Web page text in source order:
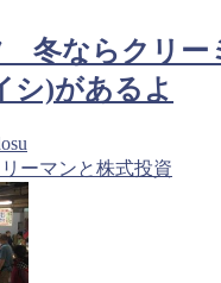
冬ならクリー
シ)があるよ
ーマンと株式投資